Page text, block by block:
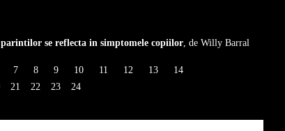
se reflecta in simptomele copiilor, de Willy Barral
7 8 9 10 11 12 13
14
21 22 23 24